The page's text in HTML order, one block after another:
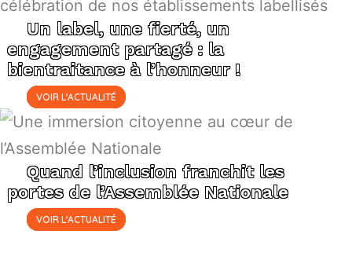
Un label, une fierté, un
engagement partagé : la
bientraitance à l’honneur !
VOIR L'ACTUALITÉ
Quand l’inclusion franchit les
portes de l’Assemblée Nationale
VOIR L'ACTUALITÉ